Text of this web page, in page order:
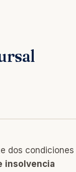
dos condiciones
insolvencia